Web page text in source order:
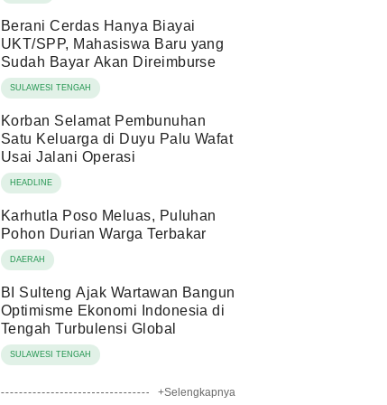
Berani Cerdas Hanya Biayai
UKT/SPP, Mahasiswa Baru yang
Sudah Bayar Akan Direimburse
SULAWESI TENGAH
Korban Selamat Pembunuhan
Satu Keluarga di Duyu Palu Wafat
Usai Jalani Operasi
HEADLINE
Karhutla Poso Meluas, Puluhan
Pohon Durian Warga Terbakar
DAERAH
BI Sulteng Ajak Wartawan Bangun
Optimisme Ekonomi Indonesia di
Tengah Turbulensi Global
SULAWESI TENGAH
+Selengkapnya